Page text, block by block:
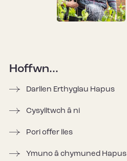
Hoffwn...
Darllen Erthyglau Hapus
Cysylltwch â ni
Pori offer lles
Ymuno â chymuned Hapus